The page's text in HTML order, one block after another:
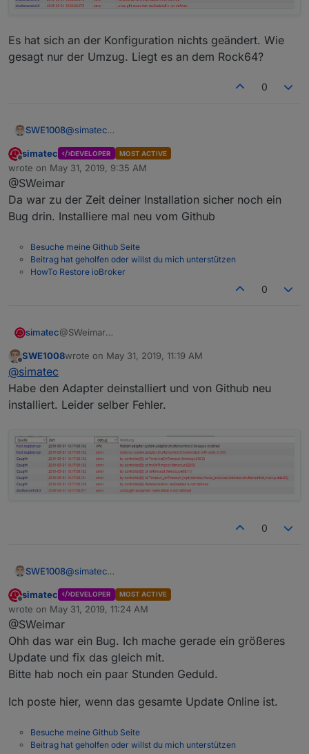
Es hat sich an der Konfiguration nichts geändert. Wie
gesagt nur der Umzug. Liegt es an dem Rock64?
0
SWE1008@simatec
ich habe letzte Woche mein ioBroker System von
einem Raspi auf ein Rock64 umgezogen. Seitdem
fahren soll:
gesagt nur der Umzug. Liegt es an dem Rock64?
Offline
simatec DEVELOPER MOST ACTIVE
wrote on May 31, 2019, 9:35 AM
last edited by
@SWeimar
Da war zu der Zeit deiner Installation sicher noch ein
Bug drin. Installiere mal neu vom Github
Besuche meine Github Seite
Beitrag hat geholfen oder willst du mich unterstützen
HowTo Restore ioBroker
0
simatec@SWeimar
Bug drin. Installiere mal neu vom Github
Offline
SWE1008wrote on May 31, 2019, 11:19 AM
last edited by
@simatec
Habe den Adapter deinstalliert und von Github neu
installiert. Leider selber Fehler.
0
SWE1008@simatec
installiert. Leider selber Fehler.
Offline
simatec DEVELOPER MOST ACTIVE
wrote on May 31, 2019, 11:24 AM
last edited by
@SWeimar
Ohh das war ein Bug. Ich mache gerade ein größeres
Update und fix das gleich mit.
Bitte hab noch ein paar Stunden Geduld.
Ich poste hier, wenn das gesamte Update Online ist.
Besuche meine Github Seite
Beitrag hat geholfen oder willst du mich unterstützen